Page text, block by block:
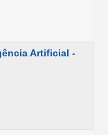
Artificial -